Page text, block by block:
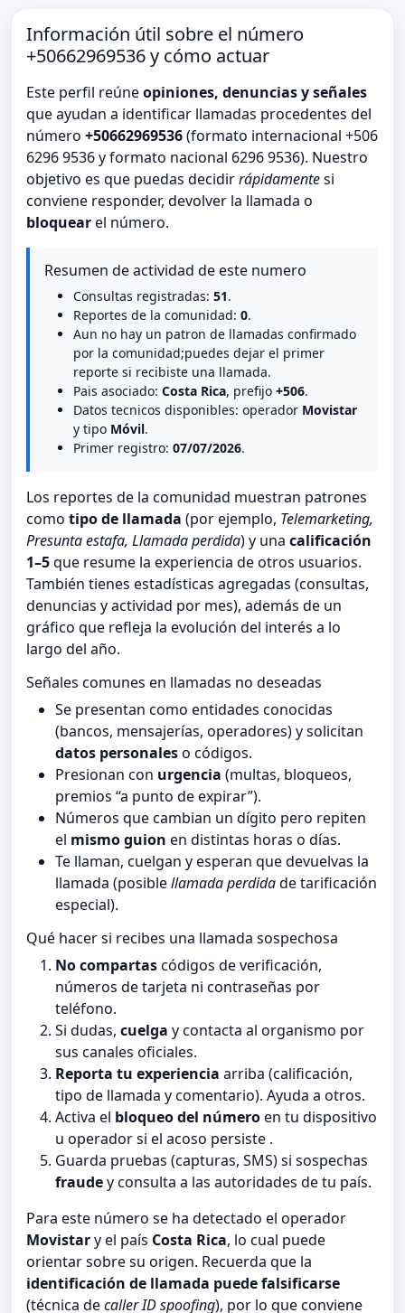
Información útil sobre el número
+50662969536 y cómo actuar
Este perfil reúneopiniones, denuncias y señales
que ayudan a identificar llamadas procedentes del
número +50662969536(formato internacional +506
6296 9536 y formato nacional 6296 9536). Nuestro
objetivo es que puedas decidirrápidamentesi
conviene responder, devolver la llamada o
bloquearel número.
Resumen de actividad de este numero
Consultas registradas: 51.
Reportes de la comunidad: 0.
Aun no hay un patron de llamadas confirmado
por la comunidad;puedes dejar el primer
reporte si recibiste una llamada.
Pais asociado: Costa Rica, prefijo +506.
Datos tecnicos disponibles: operador Movistar
y tipo Móvil.
Primer registro: 07/07/2026.
Los reportes de la comunidad muestran patrones
como tipo de llamada (por ejemplo, Telemarketing,
Presunta estafa, Llamada perdida) y una calificación
1–5que resume la experiencia de otros usuarios.
También tienes estadísticas agregadas (consultas,
denuncias y actividad por mes), además de un
gráfico que refleja la evolución del interés a lo
largo del año.
Señales comunes en llamadas no deseadas
Se presentan como entidades conocidas
(bancos, mensajerías, operadores) y solicitan
datos personaleso códigos.
Presionan con urgencia (multas, bloqueos,
premios “a punto de expirar”).
Números que cambian un dígito pero repiten
el mismo guion en distintas horas o días.
Te llaman, cuelgan y esperan que devuelvas la
llamada (posiblellamada perdidade tarificación
especial).
Qué hacer si recibes una llamada sospechosa
No compartascódigos de verificación,
números de tarjeta ni contraseñas por
teléfono.
Si dudas, cuelga y contacta al organismo por
sus canales oficiales.
Reporta tu experiencia arriba (calificación,
tipo de llamada y comentario). Ayuda a otros.
Activa el bloqueo del númeroen tu dispositivo
u operador si el acoso persiste .
Guarda pruebas (capturas, SMS) si sospechas
fraudey consulta a las autoridades de tu país.
Para este número se ha detectado el operador
Movistary el país Costa Rica, lo cual puede
orientar sobre su origen. Recuerda que la
identificación de llamada puede falsificarse
(técnica decaller ID spoofing), por lo que conviene